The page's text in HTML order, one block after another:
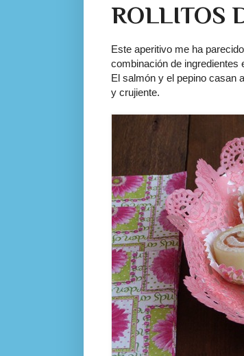
ROLLITOS
Este aperitivo me ha
combinación de ingredientes
El salmón y el pepino casan
y crujiente.